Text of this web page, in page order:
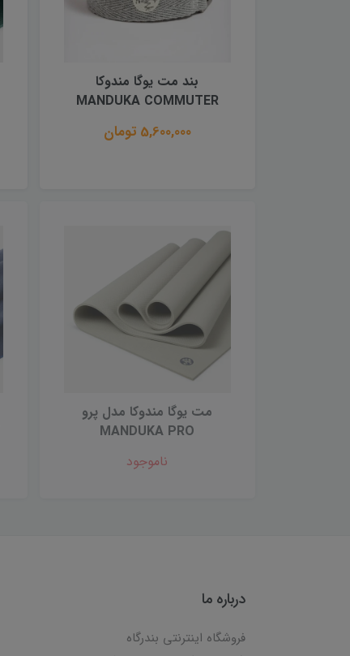
بند مت یوگا مندوکا
MANDUKA COMMUTER
5,600,000 تومان
مت یوگا مندوکا مدل پرو
MANDUKA PRO
ناموجود
درباره ما
فروشگاه اینترنتی بندرگاه